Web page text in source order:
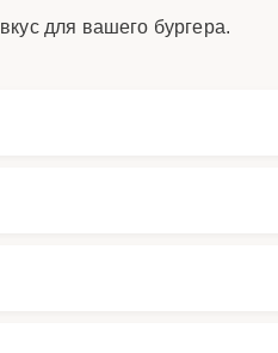
для вашего бургера.